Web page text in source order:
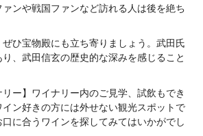
ンや戦国ファンなど訪れる人は後を絶ち
ひ宝物殿にも立ち寄りましょう。武田氏
、武田信玄の歴史的な深みを感じること
リー】ワイナリー内のご見学、試飲もでき
ン好きの方には外せない観光スポットで
に合うワインを探してみてはいかがでし